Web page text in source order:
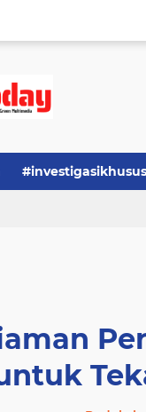
#investigasikhusus